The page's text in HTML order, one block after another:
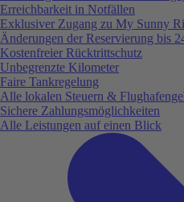
Erreichbarkeit in Notfällen
Exklusiver Zugang zu My Sunny
Änderungen der Reservierung bis
Kostenfreier Rücktrittschutz
Unbegrenzte Kilometer
Faire Tankregelung
Alle lokalen Steuern &
Sichere Zahlungsmöglichkeiten
Alle Leistungen auf einen Blick